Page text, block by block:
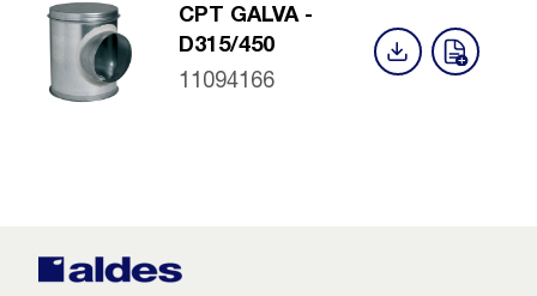
CPT GALVA -
D315/450
11094166